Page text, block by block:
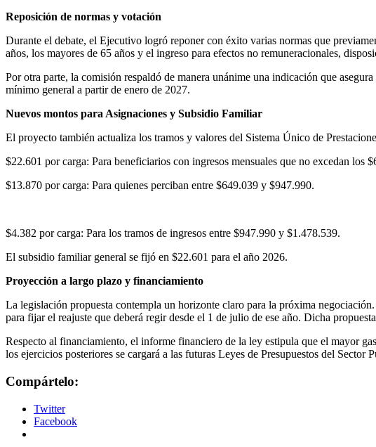
Reposición de normas y votación
Durante el debate, el Ejecutivo logró reponer con éxito varias normas que
años, los mayores de 65 años y el ingreso para efectos no remuneracionales,
Por otra parte, la comisión respaldó de manera unánime una indicación que
mínimo general a partir de enero de 2027.
Nuevos montos para Asignaciones y Subsidio Familiar
El proyecto también actualiza los tramos y valores del Sistema Único de
$22.601 por carga: Para beneficiarios con ingresos mensuales que no excedan los
$13.870 por carga: Para quienes perciban entre $649.039 y $947.990.
$4.382 por carga: Para los tramos de ingresos entre $947.990 y $1.478.539.
El subsidio familiar general se fijó en $22.601 para el año 2026.
Proyección a largo plazo y financiamiento
La legislación propuesta contempla un horizonte claro para la próxima
para fijar el reajuste que deberá regir desde el 1 de julio de ese año. Dicha
Respecto al financiamiento, el informe financiero de la ley estipula que el mayor
los ejercicios posteriores se cargará a las futuras Leyes de Presupuestos del Sector
Compártelo:
Twitter
Facebook